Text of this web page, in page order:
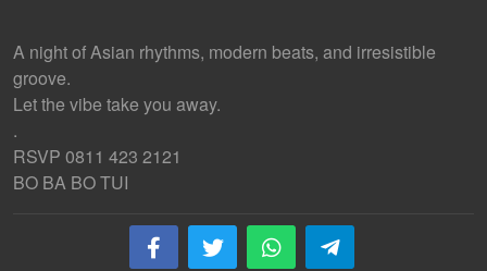
A night of Asian rhythms, modern beats, and irresistible
groove.
Let the vibe take you away.
.
RSVP 0811 423 2121
BO BA BO TUI